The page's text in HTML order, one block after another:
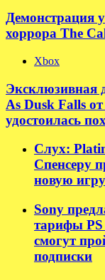
Демонстрация
хоррора The
Xbox
Эксклюзивная
As Dusk Falls
удостоилась
Слух:
Спенсеру
новую
Sony
тарифы
смогут
подписки